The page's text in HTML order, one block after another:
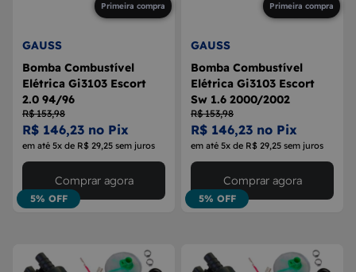
Primeira compra
GAUSS
Bomba Combustível
Elétrica Gi3103 Escort
2.0 94/96
R$ 153,98
R$ 146,23 no Pix
em até 5x de R$ 29,25 sem juros
5% OFF
Comprar agora
Primeira compra
GAUSS
Bomba Combustível
Elétrica Gi3103 Escort
Sw 1.6 2000/2002
R$ 153,98
R$ 146,23 no Pix
em até 5x de R$ 29,25 sem juros
5% OFF
Comprar agora